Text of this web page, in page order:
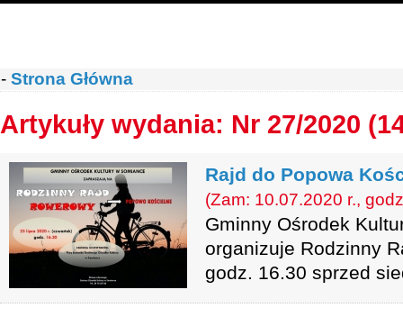
- Strona Główna
Artykuły wydania: Nr 27/2020
Rajd do Popowa
(Zam: 10.07.2020 r.,
Gminny Ośrodek
organizuje Rodzinny
godz. 16.30 sprzed